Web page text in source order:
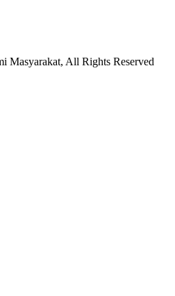
Masyarakat, All Rights Reserved